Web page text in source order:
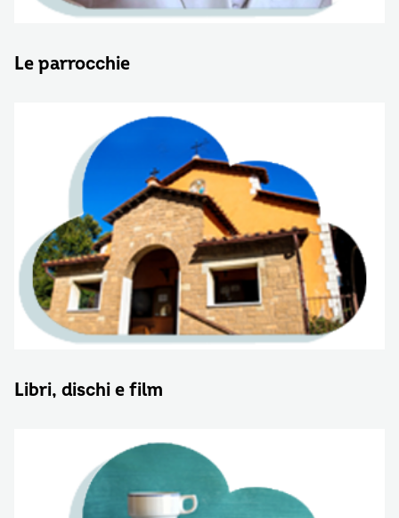
Le parrocchie
Libri, dischi e film